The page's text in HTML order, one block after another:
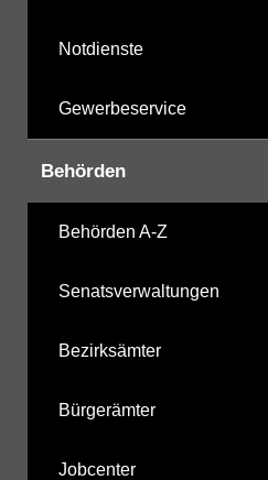
Notdienste
Gewerbeservice
Behörden
Behörden A-Z
Senatsverwaltungen
Bezirksämter
Bürgerämter
Jobcenter